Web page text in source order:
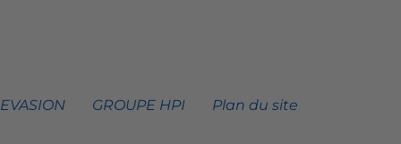
GROUPE HPI Plan du site